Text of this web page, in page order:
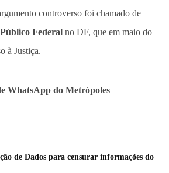
controverso foi chamado de
Federal no DF, que em maio do
à Justiça.
WhatsApp do Metrópoles
de Dados para censurar informações do